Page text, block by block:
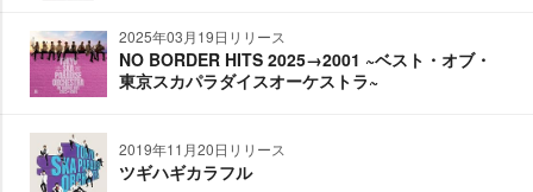
2025年03月19日リリース
NO BORDER HITS 2025→2001 ~ベスト・オブ・
東京スカパラダイスオーケストラ~
2019年11月20日リリース
ツギハギカラフル